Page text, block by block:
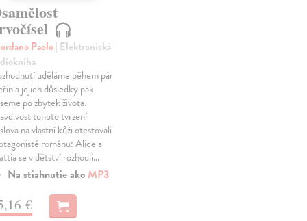
Paolo| Elektronická
uděláme během pár
a jejich důsledky pak
po zbytek života.
tohoto tvrzení
na vlastní kůži otestovali
románu: Alice a
se v dětství rozhodli…
Na stiahnutie ako MP3
€